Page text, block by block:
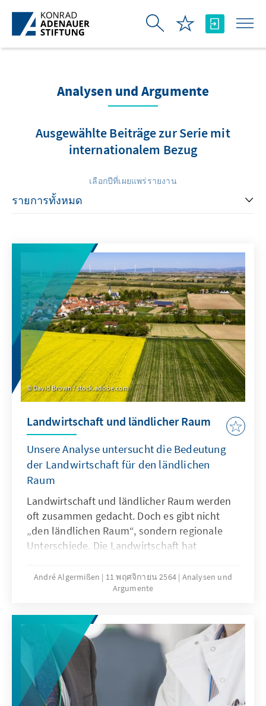
Skip to Main Content
Analysen und Argumente
Ausgewählte Beiträge zur Serie mit
internationalem Bezug
เลือกปีที่เผยแพร่รายงาน
David Brown / stock.adobe.com
Landwirtschaft und ländlicher Raum
Unsere Analyse untersucht die Bedeutung
der Landwirtschaft für den ländlichen
Raum
Landwirtschaft und ländlicher Raum werden
oft zusammen gedacht. Doch es gibt nicht
„den ländlichen Raum“, sondern regionale
Unterschiede. Die Landwirtschaft hat
großen Stellenwert für den ländlichen Raum.
Wie diese Vielseitigkeit aussieht und wie sie
zeigt unsere Analyse auf und gibt konkrete
politische Handlungsempfehlungen.
André Algermißen 11 พฤศจิกายน 2564 Analysen und
Argumente